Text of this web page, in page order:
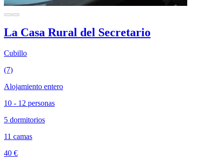
La Casa Rural del Secretario
Cubillo
(7)
Alojamiento entero
10 - 12 personas
5 dormitorios
11 camas
40 €